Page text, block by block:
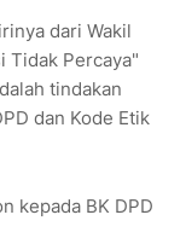
dari Wakil
Tidak Percaya"
tindakan
dan Kode Etik
kepada BK DPD